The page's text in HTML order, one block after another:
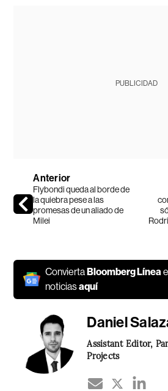
PUBLICIDAD
Anterior
Flybondi queda al borde de
la quiebra pese a las
promesas de un aliado de
Milei
ConviertaBloomberg Línea
noticiasaquí
Daniel
Assistant Editor,
Projects